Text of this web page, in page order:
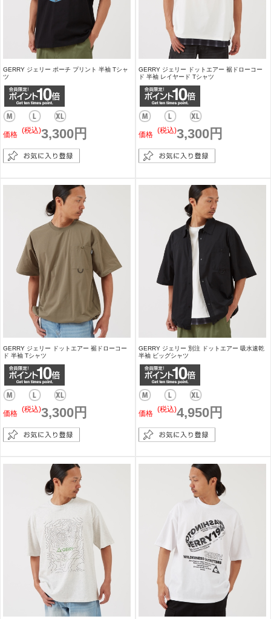
GERRY ジェリー ポーチ プリント 半袖 Tシャ
ツ
価格 3,300円
(税込)
GERRY ジェリー ドットエアー 裾ドローコー
ド 半袖 レイヤード Tシャツ
価格 3,300円
(税込)
GERRY ジェリー ドットエアー 裾ドローコー
ド 半袖 Tシャツ
価格 3,300円
(税込)
GERRY ジェリー 別注 ドットエアー 吸水速乾
半袖 ビッグシャツ
価格 4,950円
(税込)